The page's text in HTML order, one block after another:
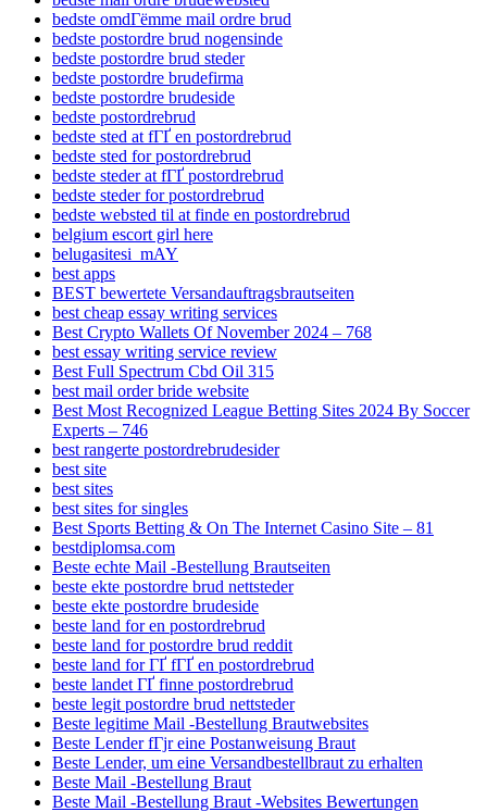
bedste omdГёmme mail ordre brud
bedste postordre brud nogensinde
bedste postordre brud steder
bedste postordre brudefirma
bedste postordre brudeside
bedste postordrebrud
bedste sted at fГҐ en postordrebrud
bedste sted for postordrebrud
bedste steder at fГҐ postordrebrud
bedste steder for postordrebrud
bedste websted til at finde en postordrebrud
belgium escort girl here
belugasitesi_mAY
best apps
BEST bewertete Versandauftragsbrautseiten
best cheap essay writing services
Best Crypto Wallets Of November 2024 – 768
best essay writing service review
Best Full Spectrum Cbd Oil 315
best mail order bride website
Best Most Recognized League Betting Sites 2024 By Soccer
Experts – 746
best rangerte postordrebrudesider
best site
best sites
best sites for singles
Best Sports Betting & On The Internet Casino Site – 81
bestdiplomsa.com
Beste echte Mail -Bestellung Brautseiten
beste ekte postordre brud nettsteder
beste ekte postordre brudeside
beste land for en postordrebrud
beste land for postordre brud reddit
beste land for ГҐ fГҐ en postordrebrud
beste landet ГҐ finne postordrebrud
beste legit postordre brud nettsteder
Beste legitime Mail -Bestellung Brautwebsites
Beste Lender fГјr eine Postanweisung Braut
Beste Lender, um eine Versandbestellbraut zu erhalten
Beste Mail -Bestellung Braut
Beste Mail -Bestellung Braut -Websites Bewertungen